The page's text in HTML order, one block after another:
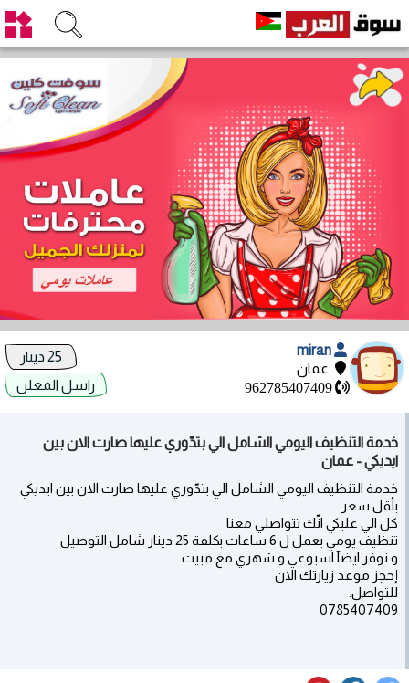
عمان
962785407409
راسل المعلن
خدمة التنظيف اليومي الشامل الي بتدّوري عليها صارت الان بين
ايديكي - عمان
خدمة التنظيف اليومي الشامل الي بتدّوري عليها صارت الان بين ايديكي
بأقل سعر
كل الي عليكي انّك تتواصلي معنا
تنظيف يومي بعمل ل 6 ساعات بكلفة 25 دينار شامل التوصيل
و نوفر ايضآ اسبوعي و شهري مع مبيت
إحجز موعد زيارتك الان
للتواصل:
0785407409